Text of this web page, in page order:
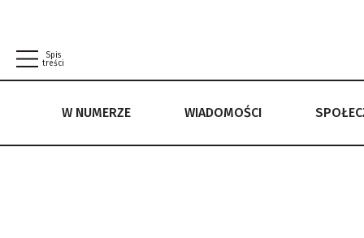
Spis
treści
W NUMERZE WIADOMOŚCI
W NUMERZE WIADOMOŚCI SPOŁECZEŃSTWO